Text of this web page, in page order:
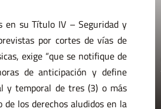
en su Título IV – Seguridad y
por cortes de vías de
exige “que se notifique de
de anticipación y define
y temporal de tres (3) o más
los derechos aludidos en la